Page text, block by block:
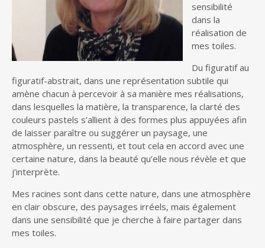
sensibilité
dans la
réalisation de
mes toiles.
Du figuratif au
figuratif-abstrait, dans une représentation subtile qui
amène chacun à percevoir à sa manière mes réalisations,
dans lesquelles la matière, la transparence, la clarté des
couleurs pastels s’allient à des formes plus appuyées afin
de laisser paraître ou suggérer un paysage, une
atmosphère, un ressenti, et tout cela en accord avec une
certaine nature, dans la beauté qu’elle nous révèle et que
j’interprète.
Mes racines sont dans cette nature, dans une atmosphère
en clair obscure, des paysages irréels, mais également
dans une sensibilité que je cherche à faire partager dans
mes toiles.